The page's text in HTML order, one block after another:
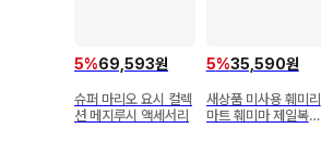
5%69,593원
슈퍼 마리오 요시 컬렉
션 메지루시 액세서리
5%35,590원
새상품 미사용 훼미리
마트 훼미마 제일복권